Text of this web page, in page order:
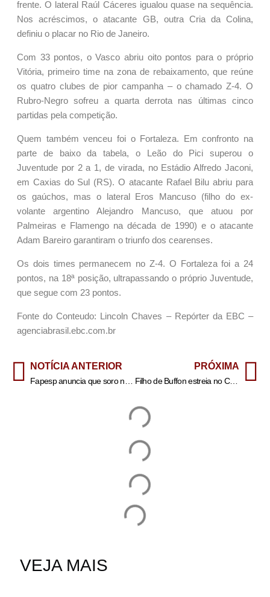
frente. O lateral Raúl Cáceres igualou quase na sequência.
Nos acréscimos, o atacante GB, outra Cria da Colina,
definiu o placar no Rio de Janeiro.
Com 33 pontos, o Vasco abriu oito pontos para o próprio
Vitória, primeiro time na zona de rebaixamento, que reúne
os quatro clubes de pior campanha – o chamado Z-4. O
Rubro-Negro sofreu a quarta derrota nas últimas cinco
partidas pela competição.
Quem também venceu foi o Fortaleza. Em confronto na
parte de baixo da tabela, o Leão do Pici superou o
Juventude por 2 a 1, de virada, no Estádio Alfredo Jaconi,
em Caxias do Sul (RS). O atacante Rafael Bilu abriu para
os gaúchos, mas o lateral Eros Mancuso (filho do ex-
volante argentino Alejandro Mancuso, que atuou por
Palmeiras e Flamengo na década de 1990) e o atacante
Adam Bareiro garantiram o triunfo dos cearenses.
Os dois times permanecem no Z-4. O Fortaleza foi a 24
pontos, na 18ª posição, ultrapassando o próprio Juventude,
que segue com 23 pontos.
Fonte do Conteudo: Lincoln Chaves – Repórter da EBC –
agenciabrasil.ebc.com.br
NOTÍCIA ANTERIOR PRÓXIMA
Filho de Buffon estreia no Campeonato Italiano e leva goleada
VEJA MAIS